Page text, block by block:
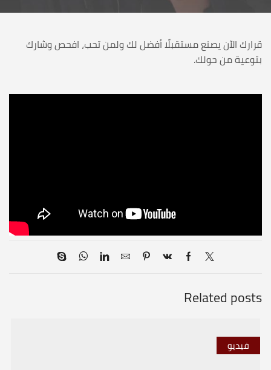
قرارك الآن يصنع مستقبلًا أفضل لك ولمن تحب، افحص وشارك
بتوعية من حولك.
Related posts
فيديو